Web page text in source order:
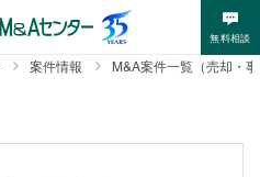
無料相談
案件情報 M&A案件一覧（売却・